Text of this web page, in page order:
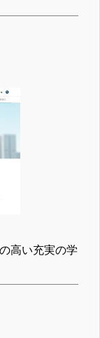
高い充実の学